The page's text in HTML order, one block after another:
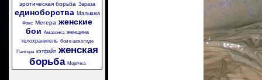
эротическая борьба Зараза
единоборства Малышка
Фокс Мегера женские
бои Амазонка женщина
телохранитель бои в шоколаде
Пантера кэтфайт женская
борьба
Морячка